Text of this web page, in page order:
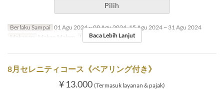
Pilih
Berlaku Sampai 01 Agu 2024 ~ 09 Agu 2024, 15 Agu 2024 ~ 31 Agu 2024
Makanan
Makan Malam Limit Pemesanan 1 ~ 4
Baca Lebih Lanjut
8月セレニティコース《ペアリング付き》
¥ 13.000 (Termasuk layanan & pajak)